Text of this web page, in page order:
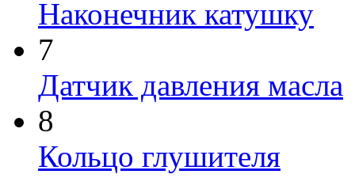
Наконечник катушку
7
Датчик давления масла
8
Кольцо глушителя